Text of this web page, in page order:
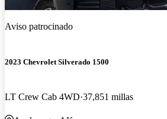
Aviso patrocinado
2023 Chevrolet Silverado 1500
LT Crew Cab 4WD 37,851 millas